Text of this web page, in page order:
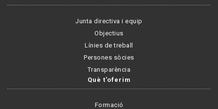
Junta directiva i equip
Objectius
Línies de treball
Persones sòcies
Transparència
Què t'oferim
Formació